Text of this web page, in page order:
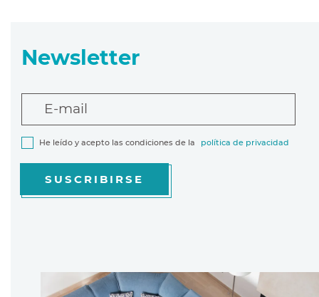
Newsletter
E-mail
He leído y acepto las condiciones de la política de privacidad
SUSCRIBIRSE